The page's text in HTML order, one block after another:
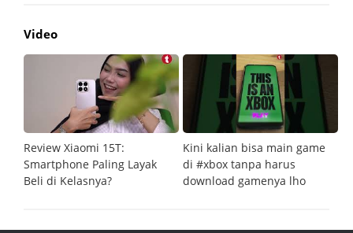
Video
Review Xiaomi 15T:
Smartphone Paling Layak
Beli di Kelasnya?
Kini kalian bisa main game
di #xbox tanpa harus
download gamenya lho